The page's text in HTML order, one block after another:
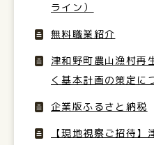
ライン）
無料職業紹介
津和野町農山漁村再
く基本計画の策定に
企業版ふるさと納税
【現地視察ご招待